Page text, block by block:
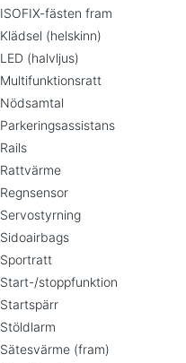
ISOFIX-fästen fram
Klädsel (helskinn)
LED (halvljus)
Multifunktionsratt
Nödsamtal
Parkeringsassistans
Rails
Rattvärme
Regnsensor
Servostyrning
Sidoairbags
Sportratt
Start-/stoppfunktion
Startspärr
Stöldlarm
Sätesvärme (fram)